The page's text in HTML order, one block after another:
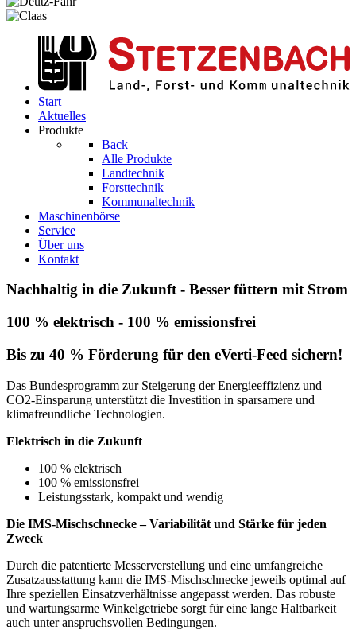
Start
Aktuelles
Produkte
Back
Alle Produkte
Landtechnik
Forsttechnik
Kommunaltechnik
Maschinenbörse
Service
Über uns
Kontakt
Nachhaltig in die Zukunft - Besser füttern mit Strom
100 % elektrisch - 100 % emissionsfrei
Bis zu 40 % Förderung für den eVerti-Feed sichern!
Das Bundesprogramm zur Steigerung der Energieeffizienz und
CO2-Einsparung unterstützt die Investition in sparsamere und
klimafreundliche Technologien.
Elektrisch in die Zukunft
100 % elektrisch
100 % emissionsfrei
Leistungsstark, kompakt und wendig
Die IMS-Mischschnecke – Variabilität und Stärke für jeden
Zweck
Durch die patentierte Messerverstellung und eine umfangreiche
Zusatzausstattung kann die IMS-Mischschnecke jeweils optimal auf
Ihre speziellen Einsatzverhältnisse angepasst werden. Das robuste
und wartungsarme Winkelgetriebe sorgt für eine lange Haltbarkeit
auch unter anspruchsvollen Bedingungen.